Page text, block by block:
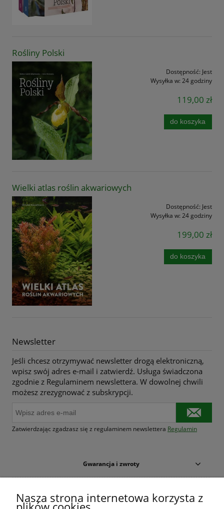
Rośliny Polski
Dostępność: Jest
Wysyłka w: 24 godziny
119,00 zł
do koszyka
Wielki atlas roślin akwariowych
Dostępność: Jest
Wysyłka w: 24 godziny
199,00 zł
do koszyka
Newsletter
Jeśli chcesz otrzymywać newsletter drogą elektroniczną,
wpisz swój adres e-mail i zatwierdź. Usługa świadczona
zgodnie z Regulaminem newslettera. W dowolnej chwili
możesz zrezygnować z subskrypcji.
Zatwierdzając zgadzasz się z regulaminem newslettera Regulamin
Gwarancja i zwroty
Nasza strona internetowa korzysta z